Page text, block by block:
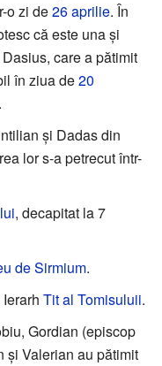
o zi de26 aprilie. În
că este una și
care a pătimit
în ziua de20
și Dadas din
lor s-a petrecut într-
, decapitat la 7
de Sirmium.
Tit al Tomisuluii.
Gordian (episcop
și Valerian au pătimit